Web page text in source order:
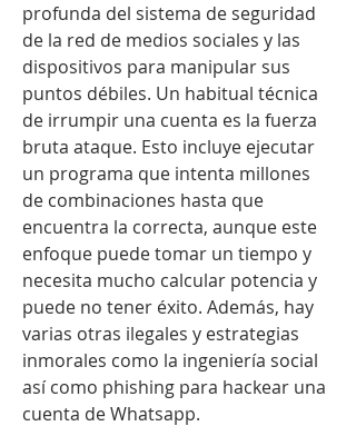
profunda del sistema de seguridad
de la red de medios sociales y las
dispositivos para manipular sus
puntos débiles. Un habitual técnica
de irrumpir una cuenta es la fuerza
bruta ataque. Esto incluye ejecutar
un programa que intenta millones
de combinaciones hasta que
encuentra la correcta, aunque este
enfoque puede tomar un tiempo y
necesita mucho calcular potencia y
puede no tener éxito. Además, hay
varias otras ilegales y estrategias
inmorales como la ingeniería social
así como phishing para hackear una
cuenta de Whatsapp.